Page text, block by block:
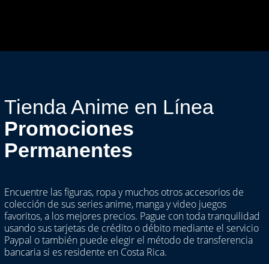
Tienda Anime en Línea
Promociones
Permanentes
Encuentre las figuras, ropa y muchos otros accesorios de
colección de sus series anime, manga y video juegos
favoritos, a los mejores precios. Pague con toda tranquilidad
usando sus tarjetas de crédito o débito mediante el servicio
Paypal o también puede elegir el método de transferencia
bancaria si es residente en Costa Rica.